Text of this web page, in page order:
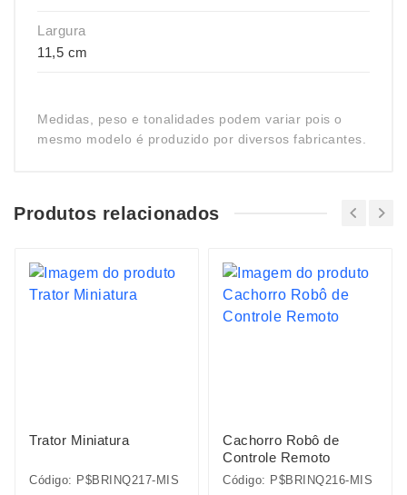
Largura
11,5 cm
Medidas, peso e tonalidades podem variar pois o
mesmo modelo é produzido por diversos fabricantes.
Produtos relacionados
Trator Miniatura
Código: P$BRINQ217-MIS
Cachorro Robô de
Controle Remoto
Código: P$BRINQ216-MIS